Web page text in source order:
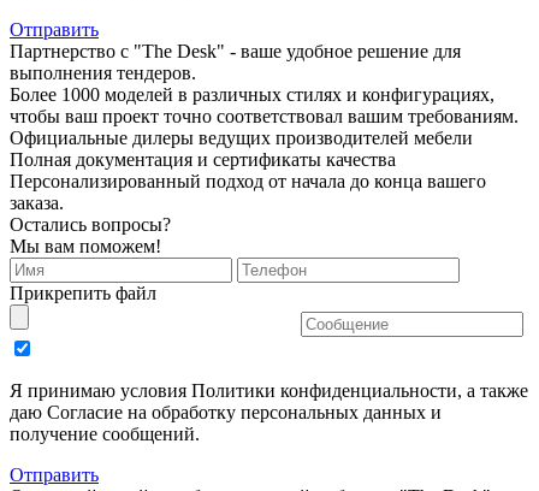
Отправить
Партнерство с "The Desk" - ваше удобное решение для
выполнения тендеров.
Более 1000 моделей в различных стилях и конфигурациях,
чтобы ваш проект точно соответствовал вашим требованиям.
Официальные дилеры ведущих производителей мебели
Полная документация и сертификаты качества
Персонализированный подход от начала до конца вашего
заказа.
Остались вопросы?
Мы вам поможем!
Прикрепить файл
Я принимаю условия Политики конфиденциальности, а также
даю Согласие на обработку персональных данных и
получение сообщений.
Отправить